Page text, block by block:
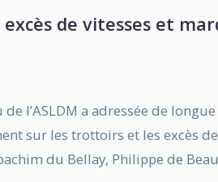
de vitesses et
l’ASLDM a adressée de
sur les trottoirs et les excès
du Bellay, Philippe de